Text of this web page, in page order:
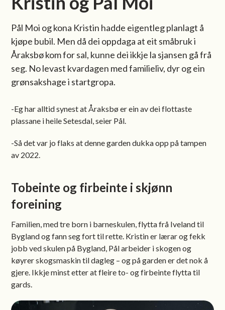
Pål Moi og kona Kristin hadde eigentleg planlagt å
kjøpe bubil. Men då dei oppdaga at eit småbruk i
Åraksbø kom for sal, kunne dei ikkje la sjansen gå frå
seg. No levast kvardagen med familieliv, dyr og ein
grønsakshage i startgropa.
-Eg har alltid synest at Åraksbø er ein av dei flottaste
plassane i heile Setesdal, seier Pål.
-Så det var jo flaks at denne garden dukka opp på tampen
av 2022.
Tobeinte og firbeinte i skjønn
foreining
Familien, med tre born i barneskulen, flytta frå Iveland til
Bygland og fann seg fort til rette. Kristin er lærar og fekk
jobb ved skulen på Bygland, Pål arbeider i skogen og
køyrer skogsmaskin til dagleg – og på garden er det nok å
gjere. Ikkje minst etter at fleire to- og firbeinte flytta til
gards.